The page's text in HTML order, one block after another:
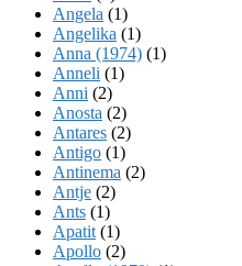
Angela (1)
Angelika (1)
Anna (1974) (1)
Anneli (1)
Anni (2)
Anosta (2)
Antares (2)
Antigo (1)
Antinema (2)
Antje (2)
Ants (1)
Apatit (1)
Apollo (2)